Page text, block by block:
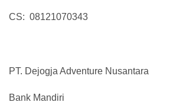
CS: 08121070343
PT. Dejogja Adventure Nusantara
Bank Mandiri